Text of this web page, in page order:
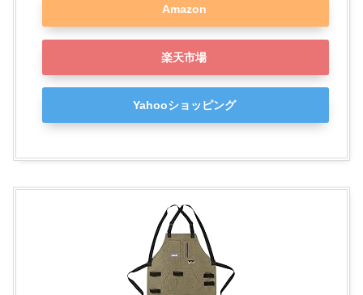
Amazon
楽天市場
Yahooショッピング